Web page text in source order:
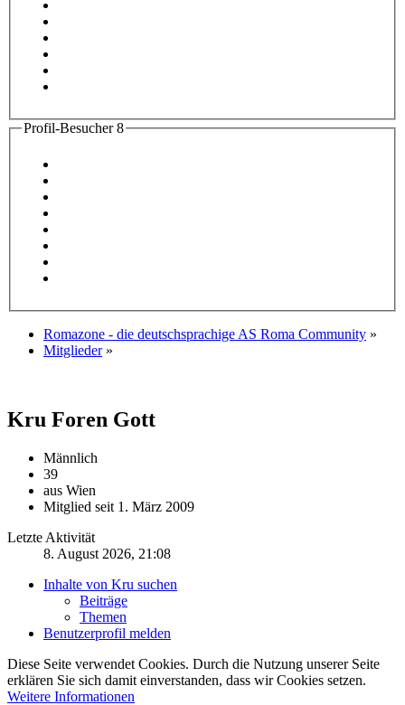
Profil-Besucher8
Romazone - die deutschsprachige AS Roma Community »
Mitglieder »
Kru Foren Gott
Männlich
39
aus Wien
Mitglied seit 1. März 2009
Letzte Aktivität
8. August 2026, 21:08
Inhalte von Kru suchen
Beiträge
Themen
Benutzerprofil melden
Diese Seite verwendet Cookies. Durch die Nutzung unserer Seite
erklären Sie sich damit einverstanden, dass wir Cookies setzen.
Weitere Informationen